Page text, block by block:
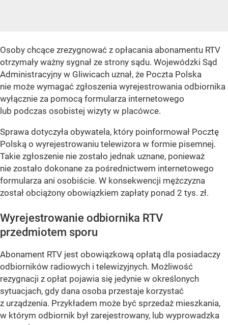
Osoby chcące zrezygnować z opłacania abonamentu RTV
otrzymały ważny sygnał ze strony sądu. Wojewódzki Sąd
Administracyjny w Gliwicach uznał, że Poczta Polska
nie może wymagać zgłoszenia wyrejestrowania odbiornika
wyłącznie za pomocą formularza internetowego
lub podczas osobistej wizyty w placówce.
Sprawa dotyczyła obywatela, który poinformował Pocztę
Polską o wyrejestrowaniu telewizora w formie pisemnej.
Takie zgłoszenie nie zostało jednak uznane, ponieważ
nie zostało dokonane za pośrednictwem internetowego
formularza ani osobiście. W konsekwencji mężczyzna
został obciążony obowiązkiem zapłaty ponad 2 tys. zł.
Wyrejestrowanie odbiornika RTV
przedmiotem sporu
Abonament RTV jest obowiązkową opłatą dla posiadaczy
odbiorników radiowych i telewizyjnych. Możliwość
rezygnacji z opłat pojawia się jedynie w określonych
sytuacjach, gdy dana osoba przestaje korzystać
z urządzenia. Przykładem może być sprzedaż mieszkania,
w którym odbiornik był zarejestrowany, lub wyprowadzka